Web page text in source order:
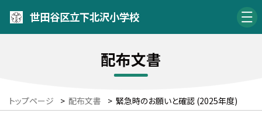
世田谷区立下北沢小学校
配布文書
トップページ > 配布文書 > 緊急時のお願いと確認 (2025年度)